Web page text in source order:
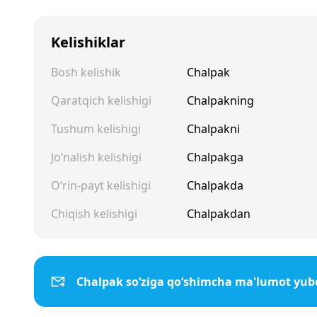
Kelishiklar
Bosh kelishik
Chalpak
Qaratqich kelishigi
Chalpakning
Tushum kelishigi
Chalpakni
Jo‘nalish kelishigi
Chalpakga
O‘rin-payt kelishigi
Chalpakda
Chiqish kelishigi
Chalpakdan
Chalpak so‘ziga qo‘shimcha ma'lumot